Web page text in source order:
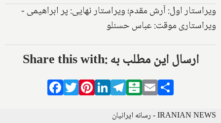
ویراستار اول: آرش مقدم؛ ویراستار نهایی: پر ابراهیمی -
ویراستاری موقت: عباس حسنلو
Share this with: ارسال این مطلب به
Facebook
TwitterPinterestLinkedIn
Telegram
Balatarin
Email
IRANIAN NEWS - رسانه ایرانیان